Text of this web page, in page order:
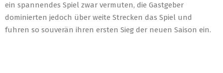
ein spannendes Spiel zwar vermuten, die Gastgeber
dominierten jedoch über weite Strecken das Spiel und
fuhren so souverän ihren ersten Sieg der neuen Saison ein.